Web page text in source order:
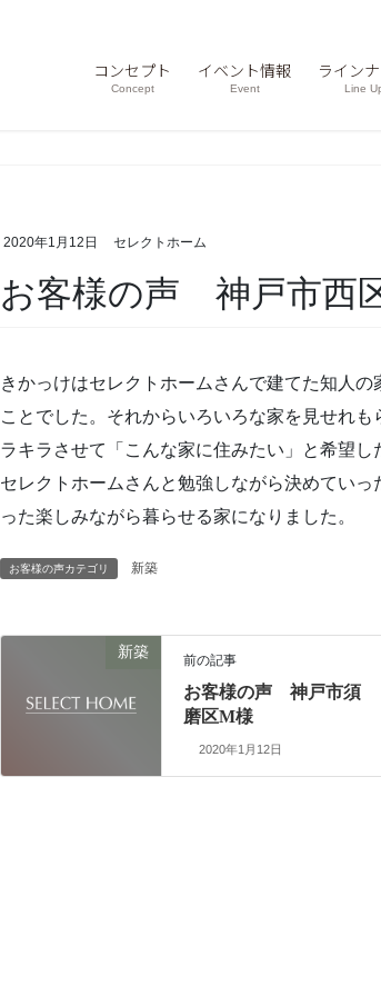
コンセプト
Concept
イベント情報
Event
ライン
Line
2020年1月12日 セレクトホーム
お客様の声 神戸市西
きかっけはセレクトホームさんで建てた知人
ことでした。それからいろいろな家を見せれ
ラキラさせて「こんな家に住みたい」と希望
セレクトホームさんと勉強しながら決めてい
った楽しみながら暮らせる家になりました。
お客様の声カテゴリ 新築
新築 前の記事
お客様の声 神戸市須
磨区M様
2020年1月12日